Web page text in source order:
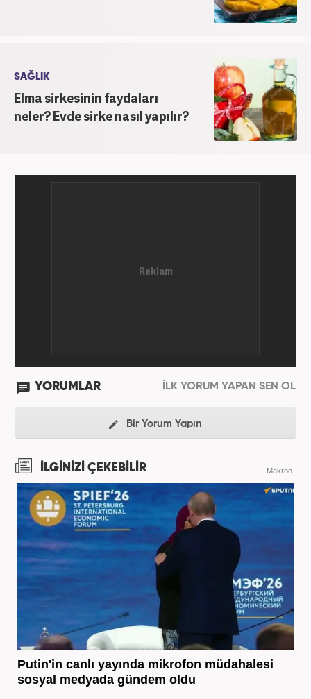
SAĞLIK
Elma sirkesinin faydaları
neler? Evde sirke nasıl yapılır?
YORUMLAR İLK YORUM YAPAN SEN OL
Bir Yorum Yapın
İLGİNİZİ ÇEKEBİLİR Makroo
Putin'in canlı yayında mikrofon müdahalesi
sosyal medyada gündem oldu